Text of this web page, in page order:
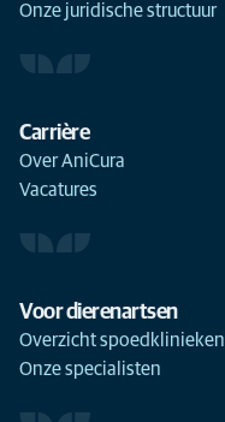
Onze juridische structuur
Carrière
Over AniCura
Vacatures
Voor dierenartsen
Overzicht spoedklinieken
Onze specialisten